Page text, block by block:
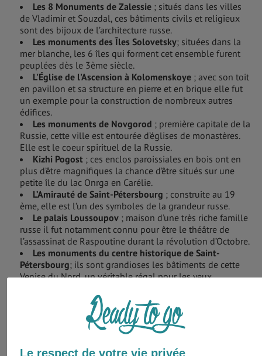
Les 8 Monuments de Zalessie ; situés dans les villes
de Vladimir et Souzdal, ces bâtiments civils et religieux
sont des bijoux de l’architecture russe.
Les monuments des Îles Solovetsky; situées dans la
mer blanche, les 6 îles qui forment cet ensemble furent
peuplées dès le 3ème siècle.
L'Église de l'Ascension à Kolomenskoye ; avec son toit
en pavillon et sa structure en pierre et en brique elle fut
un exemple pour la construction de nombreux autres
édifices.
Les monuments de Novgorod ; première capitale de la
Russie, cette ville est entourée d’églises de monastères.
Elle est le coeur spirituel de la Russie.
Kizhi Pogost ; ces enclos paroissiales en bois ont en
plus d’être magnifiques la chance d’être situés sur une
petite île du lac Onrga en Carélie.
L’Amirauté de Saint-Pétersbourg ; construite au 19
ème, elle est l’un des symboles de la grandeur russe.
Le palais Loussoupov ; maison d’une très riche famille
russe il fut notamment connu pour être le théâtre de
l’assassinat de Raspoutine durant la révolution d’Octobre.
Les monuments du centre historique de Saint-
Pétersbourg; ils sont grandioses les bâtiments de cette
Venise du Nord, un véritable régal pour les yeux.
De l’époque des Tsars, jusqu’à nos jours, en passant par la
fameuse époque soviétique … L’« Ours Blanc » a une très
Le respect de votre vie privée